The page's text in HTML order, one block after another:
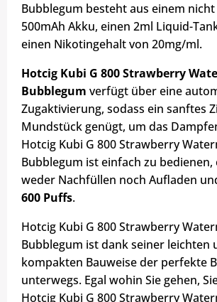
Bubblegum besteht aus einem
500mAh Akku, einen 2ml Liquid-
einen Nikotingehalt von 20mg/ml.
Hotcig Kubi G 800 Strawberry
Bubblegum verfügt über eine
Zugaktivierung, sodass ein sanftes
Mundstück genügt, um das
Hotcig Kubi G 800 Strawberry
Bubblegum ist einfach zu
weder Nachfüllen noch Aufladen
600 Puffs.
Hotcig Kubi G 800 Strawberry
Bubblegum ist dank seiner leichten
kompakten Bauweise der perfekte
unterwegs. Egal wohin Sie gehen,
Hotcig Kubi G 800 Strawberry